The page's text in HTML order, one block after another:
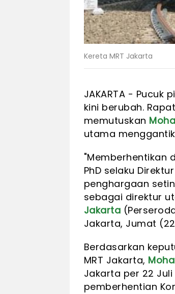
Kereta MRT Jakarta
JAKARTA - Pucuk
kini berubah.
memutuskan
utama
"Memberhentikan
PhD selaku
penghargaan
sebagai direktur
Jakarta
Jakarta, Jumat
Berdasarkan
MRT Jakarta,
Jakarta per 22 Juli
pemberhentian